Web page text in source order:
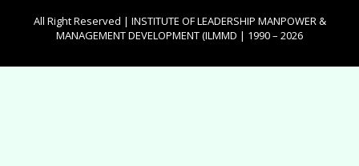
All Right Reserved | INSTITUTE OF LEADERSHIP MANPOWER &
MANAGEMENT DEVELOPMENT (ILMMD | 1990 – 2026